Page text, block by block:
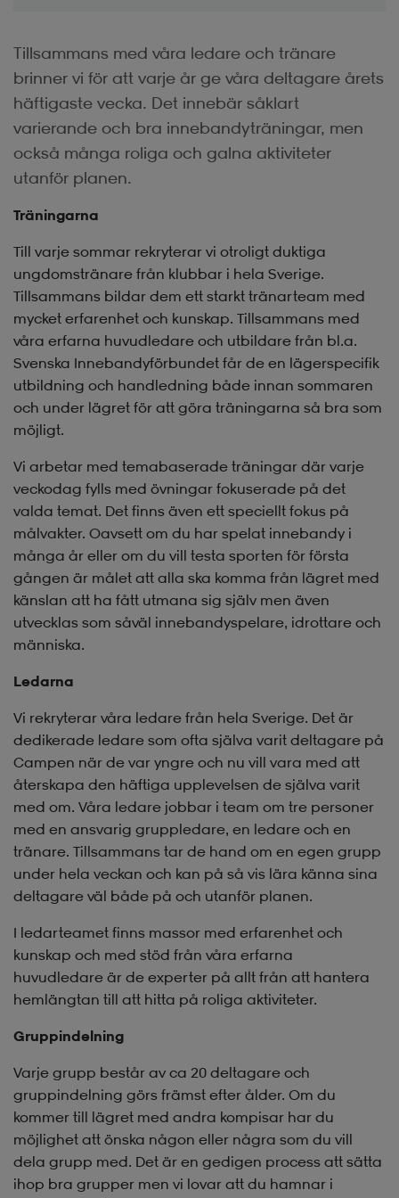
Tillsammans med våra ledare och tränare
brinner vi för att varje år ge våra deltagare årets
häftigaste vecka. Det innebär såklart
varierande och bra innebandyträningar, men
också många roliga och galna aktiviteter
utanför planen.
Träningarna
Till varje sommar rekryterar vi otroligt duktiga
ungdomstränare från klubbar i hela Sverige.
Tillsammans bildar dem ett starkt tränarteam med
mycket erfarenhet och kunskap. Tillsammans med
våra erfarna huvudledare och utbildare från bl.a.
Svenska Innebandyförbundet får de en lägerspecifik
utbildning och handledning både innan sommaren
och under lägret för att göra träningarna så bra som
möjligt.
Vi arbetar med temabaserade träningar där varje
veckodag fylls med övningar fokuserade på det
valda temat. Det finns även ett speciellt fokus på
målvakter. Oavsett om du har spelat innebandy i
många år eller om du vill testa sporten för första
gången är målet att alla ska komma från lägret med
känslan att ha fått utmana sig själv men även
utvecklas som såväl innebandyspelare, idrottare och
människa.
Ledarna
Vi rekryterar våra ledare från hela Sverige. Det är
dedikerade ledare som ofta själva varit deltagare på
Campen när de var yngre och nu vill vara med att
återskapa den häftiga upplevelsen de själva varit
med om. Våra ledare jobbar i team om tre personer
med en ansvarig gruppledare, en ledare och en
tränare. Tillsammans tar de hand om en egen grupp
under hela veckan och kan på så vis lära känna sina
deltagare väl både på och utanför planen.
I ledarteamet finns massor med erfarenhet och
kunskap och med stöd från våra erfarna
huvudledare är de experter på allt från att hantera
hemlängtan till att hitta på roliga aktiviteter.
Gruppindelning
Varje grupp består av ca 20 deltagare och
gruppindelning görs främst efter ålder. Om du
kommer till lägret med andra kompisar har du
möjlighet att önska någon eller några som du vill
dela grupp med. Det är en gedigen process att sätta
ihop bra grupper men vi lovar att du hamnar i